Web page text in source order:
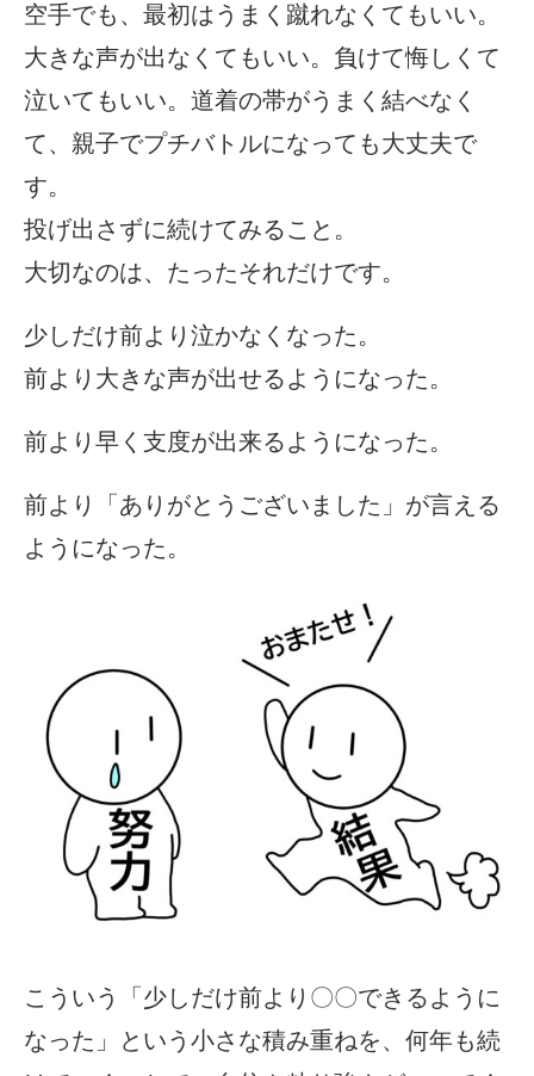
空手でも、最初はうまく蹴れなくてもいい。
大きな声が出なくてもいい。負けて悔しくて
泣いてもいい。道着の帯がうまく結べなく
て、親子でプチバトルになっても大丈夫で
す。
投げ出さずに続けてみること。
大切なのは、たったそれだけです。
少しだけ前より泣かなくなった。
前より大きな声が出せるようになった。
前より早く支度が出来るようになった。
前より「ありがとうございました」が言える
ようになった。
こういう「少しだけ前より〇〇できるように
なった」という小さな積み重ねを、何年も続